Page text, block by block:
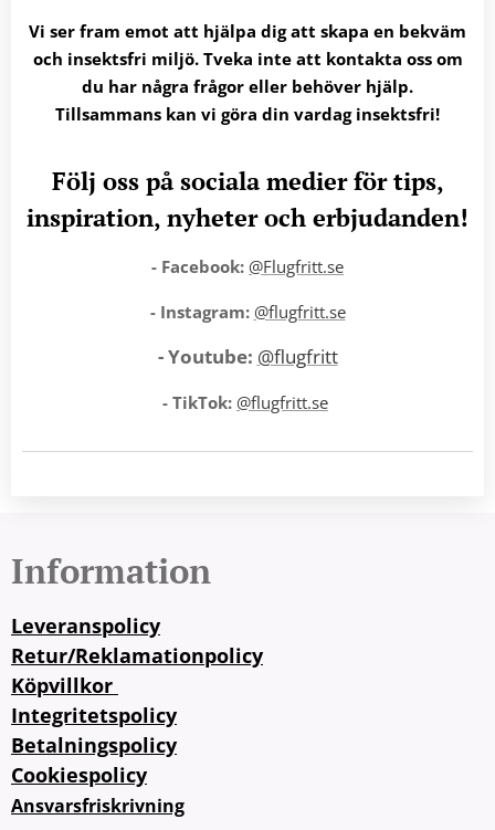
Vi ser fram emot att hjälpa dig att skapa en bekväm
och insektsfri miljö. Tveka inte att kontakta oss om
du har några frågor eller behöver hjälp.
Tillsammans kan vi göra din vardag insektsfri!
Följ oss på sociala medier för tips,
inspiration, nyheter och erbjudanden!
- Facebook:@Flugfritt.se
- Instagram: @flugfritt.se
- Youtube: @flugfritt
- TikTok:@flugfritt.se
Information
Leveranspolicy
Retur/Reklamationpolicy
Köpvillkor
Integritetspolicy
Betalningspolicy
Cookiespolicy
Ansvarsfriskrivning